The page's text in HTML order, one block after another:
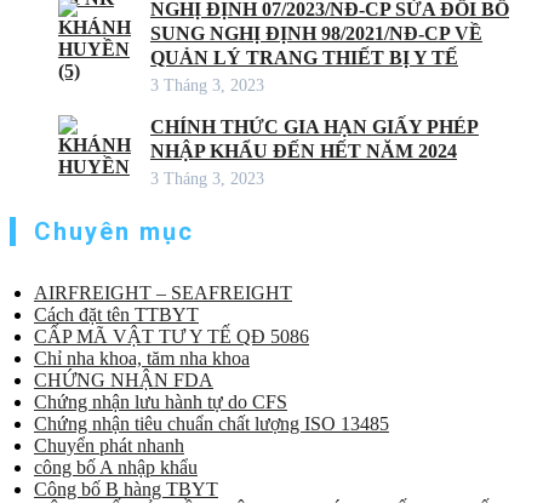
NGHỊ ĐỊNH 07/2023/NĐ-CP SỬA ĐỔI BỔ
SUNG NGHỊ ĐỊNH 98/2021/NĐ-CP VỀ
QUẢN LÝ TRANG THIẾT BỊ Y TẾ
3 Tháng 3, 2023
CHÍNH THỨC GIA HẠN GIẤY PHÉP
NHẬP KHẨU ĐẾN HẾT NĂM 2024
3 Tháng 3, 2023
Chuyên mục
AIRFREIGHT – SEAFREIGHT
Cách đặt tên TTBYT
CẤP MÃ VẬT TƯ Y TẾ QĐ 5086
Chỉ nha khoa, tăm nha khoa
CHỨNG NHẬN FDA
Chứng nhận lưu hành tự do CFS
Chứng nhận tiêu chuẩn chất lượng ISO 13485
Chuyển phát nhanh
công bố A nhập khẩu
Công bố B hàng TBYT